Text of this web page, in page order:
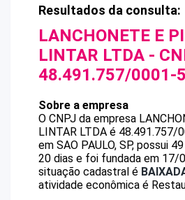
Resultados da consulta:
LANCHONETE E
LINTAR LTDA -
48.491.757/0001-
Sobre a empresa
O CNPJ da empresa
LINTAR LTDA é 48.491.757/
em SAO PAULO, SP, possui
20 dias e foi fundada em 17/
situação cadastral é
atividade econômica é